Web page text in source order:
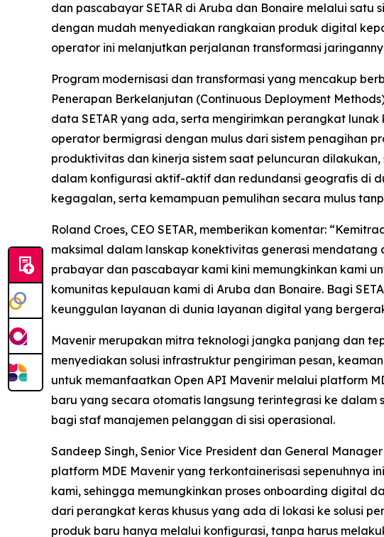
dan pascabayar SETAR di Aruba dan Bonaire melalui satu
dengan mudah menyediakan rangkaian produk digital
operator ini melanjutkan perjalanan transformasi
Program modernisasi dan transformasi yang mencakup
Penerapan Berkelanjutan (Continuous Deployment
data SETAR yang ada, serta mengirimkan perangkat
operator bermigrasi dengan mulus dari sistem penagihan
produktivitas dan kinerja sistem saat peluncuran
dalam konfigurasi aktif-aktif dan redundansi geografis di
kegagalan, serta kemampuan pemulihan secara mulus
Roland Croes, CEO SETAR, memberikan komentar:
maksimal dalam lanskap konektivitas generasi
prabayar dan pascabayar kami kini memungkinkan kami
komunitas kepulauan kami di Aruba dan Bonaire. Bagi
keunggulan layanan di dunia layanan digital yang
Mavenir merupakan mitra teknologi jangka panjang dan
menyediakan solusi infrastruktur pengiriman pesan,
untuk memanfaatkan Open API Mavenir melalui platform
baru yang secara otomatis langsung terintegrasi ke
bagi staf manajemen pelanggan di sisi operasional.
Sandeep Singh, Senior Vice President dan General
platform MDE Mavenir yang terkontainerisasi sepenuhnya
kami, sehingga memungkinkan proses onboarding digital
dari perangkat keras khusus yang ada di lokasi ke solusi
produk baru hanya melalui konfigurasi, tanpa harus